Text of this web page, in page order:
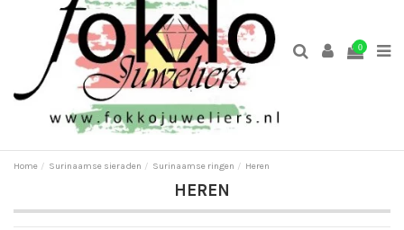
0
Home Surinaamse sieraden Surinaamse ringen Heren
HEREN